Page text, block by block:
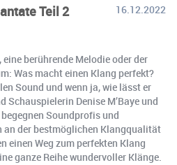
Teil 2
16.12.2022
berührende Melodie oder der
Was macht einen Klang perfekt?
Sound und wenn ja, wie lässt er
Schauspielerin Denise M’Baye und
Soundprofis und
der bestmöglichen Klangqualität
einen Weg zum perfekten Klang
ganze Reihe wundervoller Klänge.